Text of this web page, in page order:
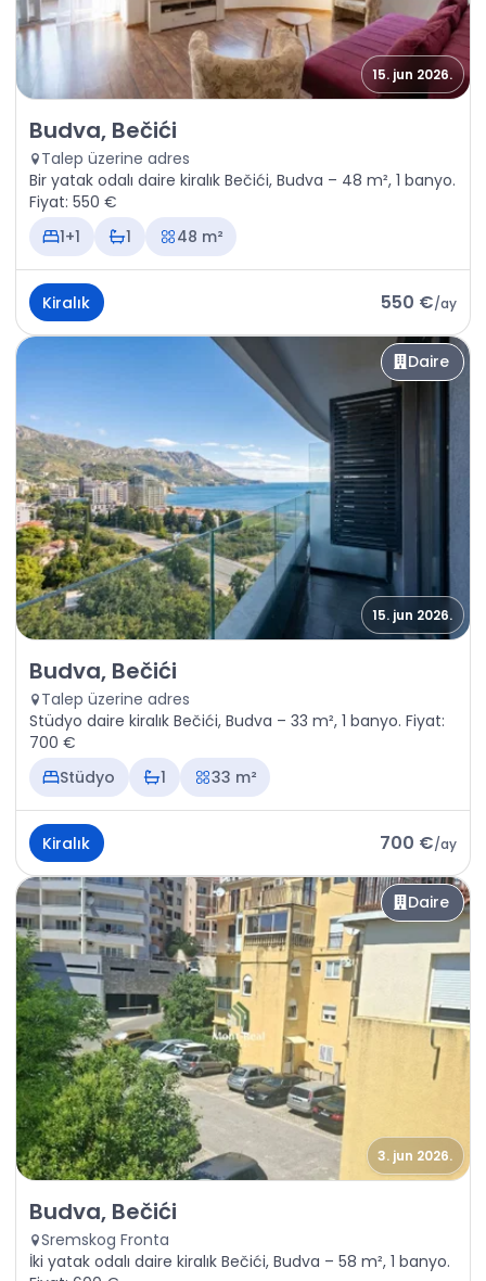
15. jun 2026.
Kiralık - Daire Budva, Bečići
Budva, Bečići
Talep üzerine adres
Bir yatak odalı daire kiralık Bečići, Budva – 48 m², 1 banyo.
Fiyat: 550 €
1+1
1 48 m²
Kiralık 550 €/ay
Daire
15. jun 2026.
Kiralık - Daire Budva, Bečići
Budva, Bečići
Talep üzerine adres
Stüdyo daire kiralık Bečići, Budva – 33 m², 1 banyo. Fiyat:
700 €
Stüdyo
1 33 m²
Kiralık 700 €/ay
Daire
3. jun 2026.
Kiralık - Daire Budva, Bečići
Budva, Bečići
Sremskog Fronta
İki yatak odalı daire kiralık Bečići, Budva – 58 m², 1 banyo.